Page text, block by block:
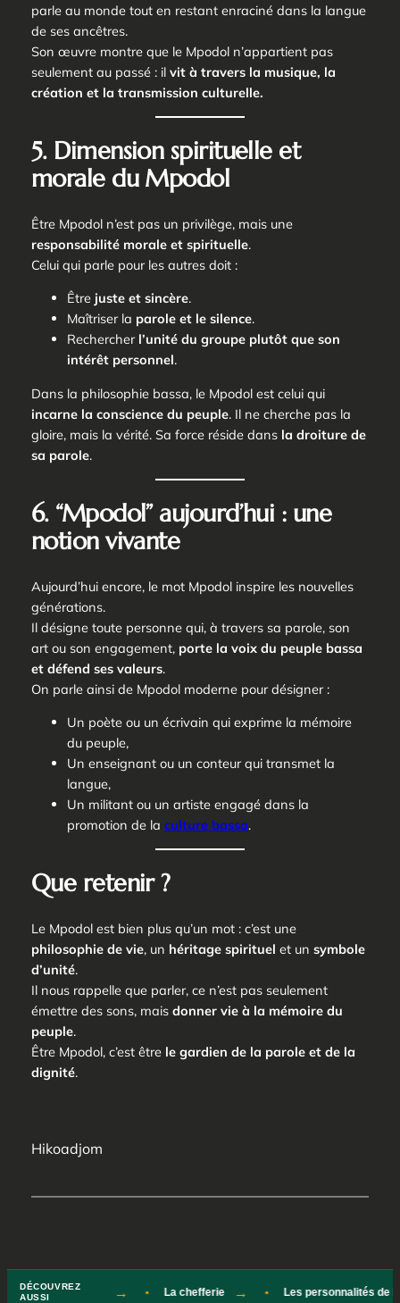
parle au monde tout en restant enraciné dans la langue
de ses ancêtres.
Son œuvre montre que le Mpodoln’appartient pas
seulement au passé : il vit à travers la musique, la
création et la transmission culturelle.
5. Dimension spirituelle et
morale du Mpodol
Être Mpodoln’est pas un privilège, mais une
responsabilité morale et spirituelle.
Celui qui parle pour les autres doit :
Être juste et sincère.
Maîtriser la parole et le silence.
Rechercher l’unité du groupe plutôt que son
intérêt personnel.
Dans la philosophie bassa, le Mpodolest celui qui
incarne la conscience du peuple. Il ne cherche pas la
gloire, mais la vérité. Sa force réside dans la droiture de
sa parole.
6. “Mpodol” aujourd’hui : une
notion vivante
Aujourd’hui encore, le mot Mpodolinspire les nouvelles
générations.
Il désigne toute personne qui, à travers sa parole, son
art ou son engagement, porte la voix du peuple bassa
et défend ses valeurs.
On parle ainsi de Mpodol modernepour désigner :
Un poète ou un écrivain qui exprime la mémoire
du peuple,
Un enseignant ou un conteur qui transmet la
langue,
Un militant ou un artiste engagé dans la
promotion de la culture bassa.
Que retenir ?
Le Mpodolest bien plus qu’un mot : c’est une
philosophie de vie, un héritage spirituel et un symbole
d’unité.
Il nous rappelle que parler, ce n’est pas seulement
émettre des sons, mais donner vie à la mémoire du
peuple.
Être Mpodol, c’est être le gardien de la parole et de la
dignité.
Hikoadjom
DÉCOUVREZ
AUSSI
de Hikoadjom La chefferie Les personnalités de